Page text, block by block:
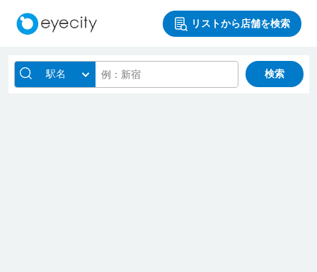
リストから店舗を検索
駅名 検索